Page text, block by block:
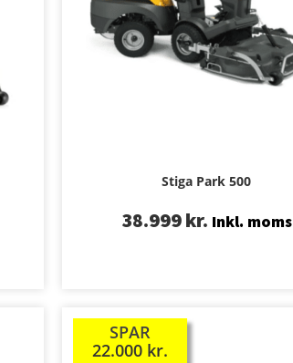
Stiga Park 500
38.999kr. Inkl. moms
SPAR
22.000 kr.
TILBUD!